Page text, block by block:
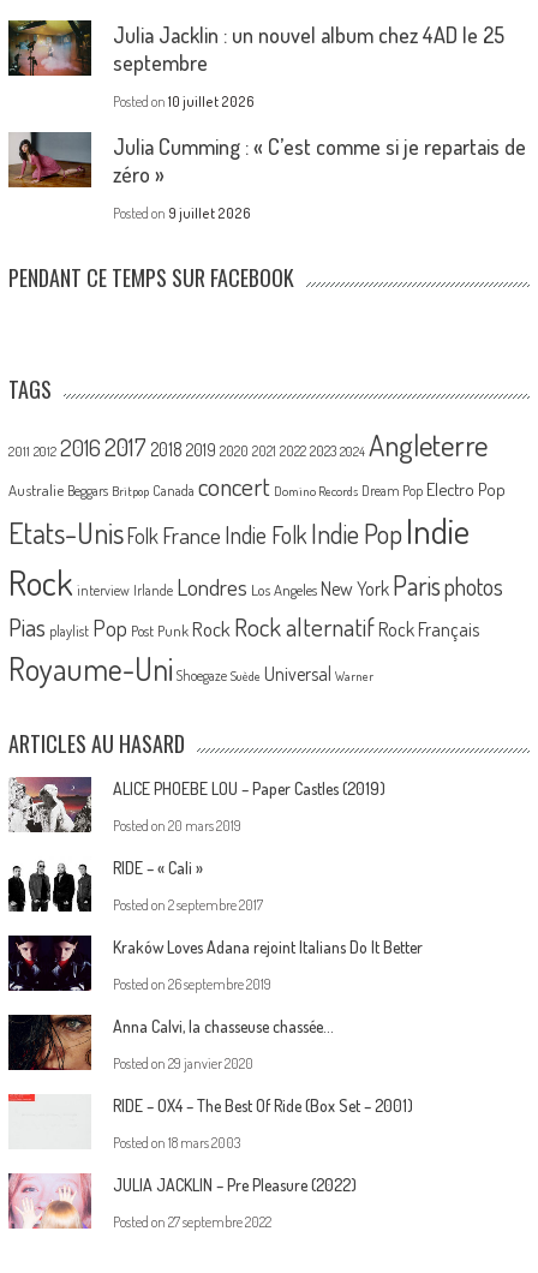
Julia Jacklin : un nouvel album chez 4AD le 25
septembre
Posted on 10 juillet 2026
Julia Cumming : « C’est comme si je repartais de
zéro »
Posted on 9 juillet 2026
PENDANT CE TEMPS SUR FACEBOOK
TAGS
2011 2012 20162017 2018 2019 2020 2021 2022 2023 2024 Angleterre
Australie Beggars Britpop Canada concert Domino Records Dream Pop Electro Pop
Etats-UnisFolk France Indie Folk Indie PopIndie
Rock interview Irlande Londres Los Angeles New York Parisphotos
Pias playlist Pop Post Punk Rock Rock alternatif Rock Français
Royaume-Uni Shoegaze Suède Universal Warner
ARTICLES AU HASARD
ALICE PHOEBE LOU – Paper Castles (2019)
Posted on 20 mars 2019
RIDE – « Cali »
Posted on 2 septembre 2017
Kraków Loves Adana rejoint Italians Do It Better
Posted on 26 septembre 2019
Anna Calvi, la chasseuse chassée…
Posted on 29 janvier 2020
RIDE – OX4 – The Best Of Ride (Box Set – 2001)
Posted on 18 mars 2003
JULIA JACKLIN – Pre Pleasure (2022)
Posted on 27 septembre 2022